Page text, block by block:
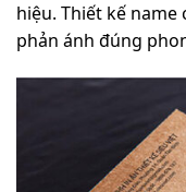
hiệu. Thiết kế name
phản ánh đúng